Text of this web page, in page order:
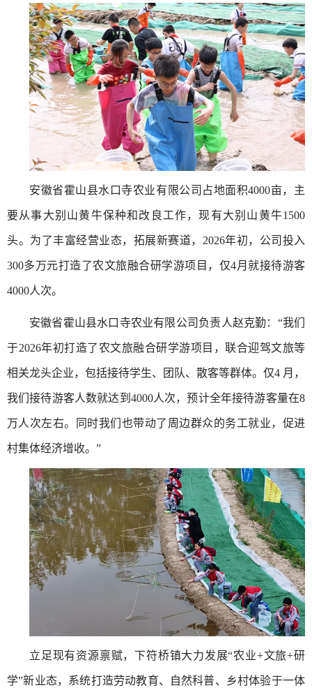
安徽省霍山县水口寺农业有限公司占地面积4000亩，主
要从事大别山黄牛保种和改良工作，现有大别山黄牛1500
头。为了丰富经营业态，拓展新赛道，2026年初，公司投入
300多万元打造了农文旅融合研学游项目，仅4月就接待游客
4000人次。
安徽省霍山县水口寺农业有限公司负责人赵克勤：“我们
于2026年初打造了农文旅融合研学游项目，联合迎驾文旅等
相关龙头企业，包括接待学生、团队、散客等群体。仅4 月，
我们接待游客人数就达到4000人次，预计全年接待游客量在8
万人次左右。同时我们也带动了周边群众的务工就业，促进
村集体经济增收。”
立足现有资源禀赋，下符桥镇大力发展“农业+文旅+研
学”新业态，系统打造劳动教育、自然科普、乡村体验于一体